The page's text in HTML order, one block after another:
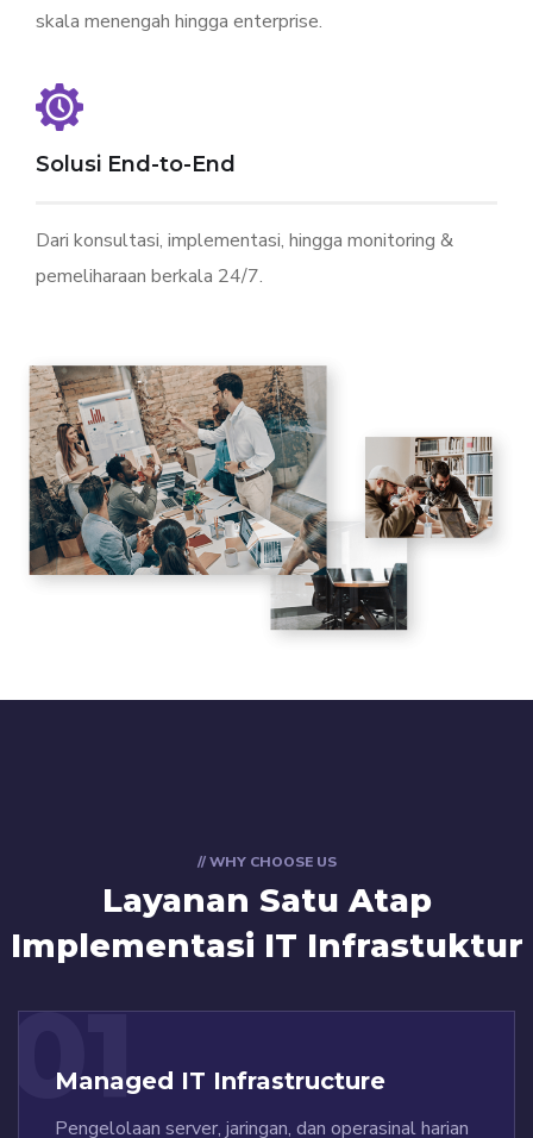
skala menengah hingga enterprise.
Solusi End-to-End
Dari konsultasi, implementasi, hingga monitoring &
pemeliharaan berkala 24/7.
// WHY CHOOSE US
Layanan Satu Atap
Implementasi IT Infrastuktur
01
Managed IT Infrastructure
Pengelolaan server, jaringan, dan operasinal harian